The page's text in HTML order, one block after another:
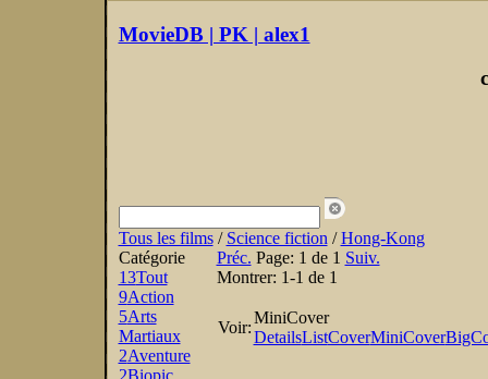
MovieDB | PK | alex1
Tous les films/ Science fiction/Hong-Kong
Catégorie
13Tout
9Action
5Arts
Martiaux
2Aventure
Préc. Page: 1 de 1 Suiv.
Montrer: 1-1 de 1
Voir:
MiniCover
DetailsListCoverMiniCover